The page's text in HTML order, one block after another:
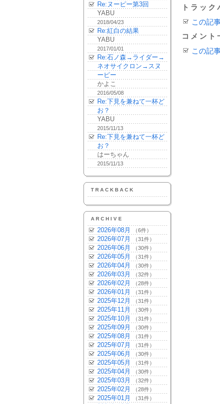
Re:ヌーピー第3回
YABU
2018/04/23
Re:紅白の結果
YABU
2017/01/01
Re:石ノ森→ライダー→
ネオサイクロン→スヌ
ーピー
かよこ
2016/05/08
Re:下見を兼ねて一杯ど
お？
YABU
2015/11/13
Re:下見を兼ねて一杯ど
お？
はーちゃん
2015/11/13
TRACKBACK
ARCHIVE
2026年08月 （6件）
2026年07月 （31件）
2026年06月 （30件）
2026年05月 （31件）
2026年04月 （30件）
2026年03月 （32件）
2026年02月 （28件）
2026年01月 （31件）
2025年12月 （31件）
2025年11月 （30件）
2025年10月 （31件）
2025年09月 （30件）
2025年08月 （31件）
2025年07月 （31件）
2025年06月 （30件）
2025年05月 （31件）
2025年04月 （30件）
2025年03月 （32件）
2025年02月 （28件）
2025年01月 （31件）
トラッ
この記
コメント
この記